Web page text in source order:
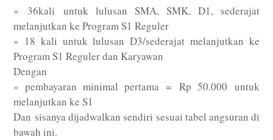
» 36kali untuk lulusan SMA, SMK, D1, sederajat
melanjutkan ke Program S1 Reguler
» 18 kali untuk lulusan D3/sederajat melanjutkan ke
Program S1 Reguler dan Karyawan
Dengan
» pembayaran minimal pertama = Rp 50.000 untuk
melanjutkan ke S1
Dan sisanya dijadwalkan sendiri sesuai tabel angsuran di
bawah ini.